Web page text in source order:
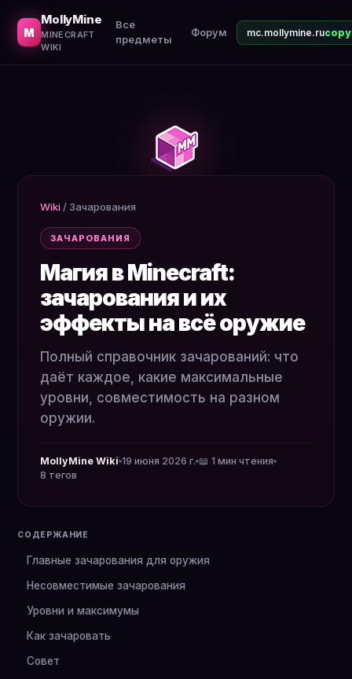
M
MollyMine
MINECRAFT
WIKI
Все
предметы
Форум mc.mollymine.ru
Wiki / Зачарования
ЗАЧАРОВАНИЯ
Магия в Minecraft:
зачарования и их
эффекты на всё оружие
Полный справочник зачарований: что
даёт каждое, какие максимальные
уровни, совместимость на разном
оружии.
MollyMine Wiki 19 июня 2026 г. 📖 1 мин чтения
8 тегов
СОДЕРЖАНИЕ
Главные зачарования для оружия
Несовместимые зачарования
Уровни и максимумы
Как зачаровать
Совет